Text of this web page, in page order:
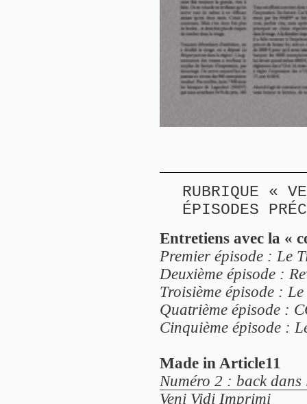
RUBRIQUE «
ÉPISODES
Entretiens avec la «
Premier épisode : Le
Deuxième épisode :
Troisième épisode :
Quatrième épisode :
Cinquième épisode :
Made in Article11
Numéro 2 : back dans
Veni Vidi Imprimi